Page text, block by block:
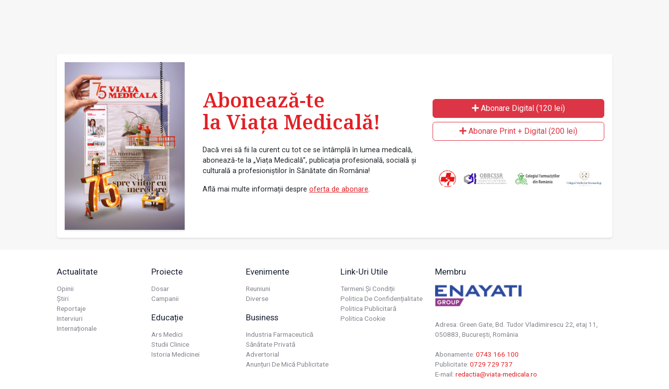
Abonează-te
la Viața Medicală!
Dacă vrei să fii la curent cu tot ce se întâmplă în lumea medicală,
abonează-te la „Viața Medicală”, publicația profesională, socială și
culturală a profesioniștilor în Sănătate din România!
Află mai multe informații despre oferta de abonare.
Abonare Digital (120 lei)
Abonare Print + Digital (200 lei)
Actualitate
Opinii
Știri
Reportaje
Interviuri
Internaționale
Proiecte
Dosar
Campanii
Educație
Ars Medici
Studii Clinice
Istoria Medicinei
Evenimente
Reuniuni
Diverse
Business
Industria Farmaceutică
Sănătate Privată
Advertorial
Anunțuri De Mică Publicitate
Link-Uri Utile
Termeni Și Condiții
Politica De Confidențialitate
Politica Publicitară
Politica Cookie
Membru
Adresa: Green Gate, Bd. Tudor Vladimirescu 22, etaj 11,
050883, Bucureşti, România
Abonamente: 0743 166 100
Publicitate: 0729 729 737
E-mail: redactia@viata-medicala.ro